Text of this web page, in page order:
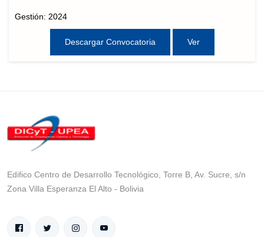
Gestión: 2024
Descargar Convocatoria Ver
Edifico Centro de Desarrollo Tecnológico, Torre B, Av. Sucre, s/n
Zona Villa Esperanza El Alto - Bolivia